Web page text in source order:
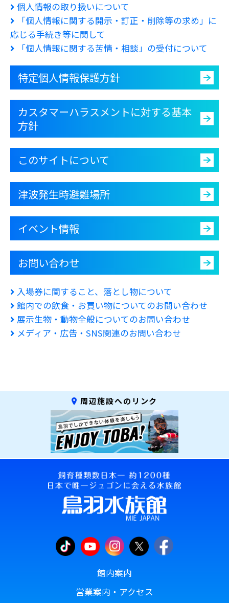
個人情報の取り扱いについて
「個人情報に関する開示・訂正・削除等の求め」に
応じる手続き等に関して
「個人情報に関する苦情・相談」の受付について
特定個人情報保護方針
カスタマーハラスメントに対する基本
方針
このサイトについて
津波発生時避難場所
イベント情報
お問い合わせ
入場券に関すること、落とし物について
館内での飲食・お買い物についてのお問い合わせ
展示生物・動物全般についてのお問い合わせ
メディア・広告・SNS関連のお問い合わせ
周辺施設へのリンク
館内案内
営業案内・アクセス